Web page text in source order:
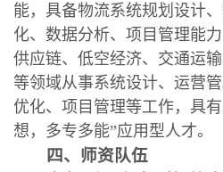
能，具备物流系统规划设计
化、数据分析、项目管理能
供应链、低空经济、交通运
等领域从事系统设计、运营
优化、项目管理等工作，具
想，多专多能”应用型人才。
四、师资队伍